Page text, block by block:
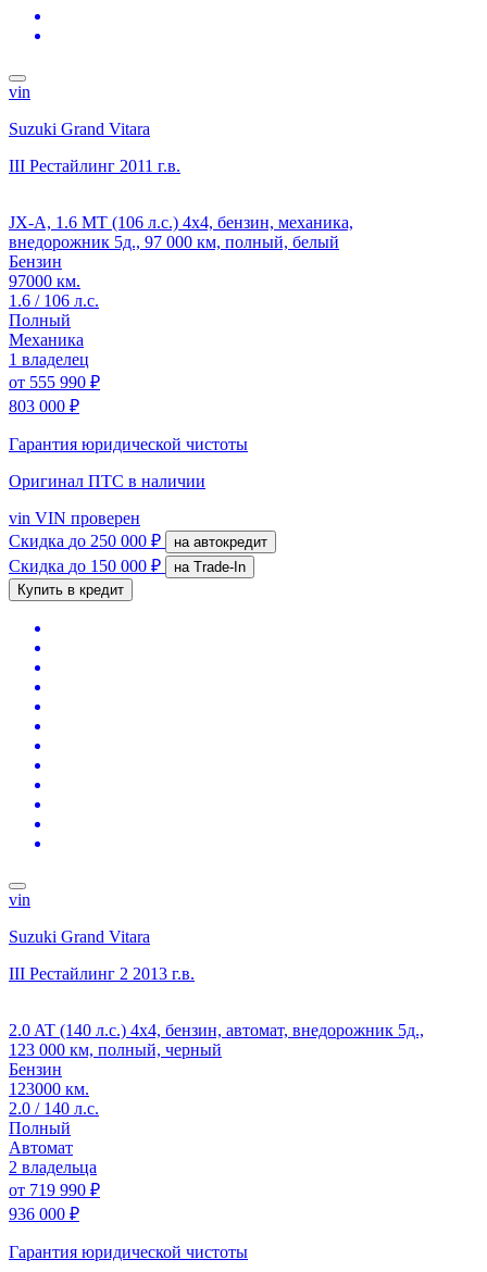
vin
Suzuki Grand Vitara
III Рестайлинг 2011 г.в.
JX-A, 1.6 MT (106 л.с.) 4x4, бензин, механика,
внедорожник 5д., 97 000 км, полный, белый
Бензин
97000 км.
1.6 / 106 л.с.
Полный
Механика
1 владелец
от 555 990 ₽
803 000 ₽
Гарантия юридической чистоты
Оригинал ПТС в наличии
vin VIN проверен
Скидка до 250 000 ₽ на автокредит
Скидка до 150 000 ₽
на Trade-In
Купить в кредит
vin
Suzuki Grand Vitara
III Рестайлинг 2 2013 г.в.
2.0 AT (140 л.с.) 4x4, бензин, автомат, внедорожник 5д.,
123 000 км, полный, черный
Бензин
123000 км.
2.0 / 140 л.с.
Полный
Автомат
2 владельца
от 719 990 ₽
936 000 ₽
Гарантия юридической чистоты